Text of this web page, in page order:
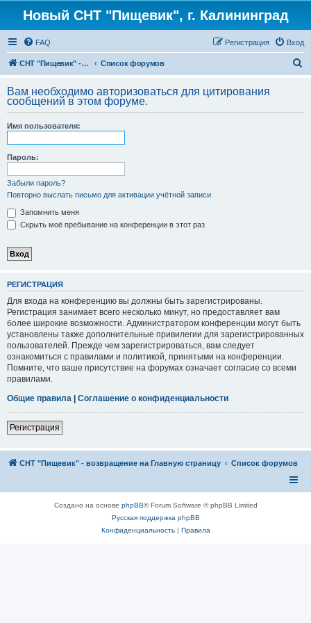
Новый СНТ "Пищевик", г. Калининград
FAQ Вход
Регистрация
СНТ "Пищевик" - возвращение на Главную страницу Список форумов
с
Вам необходимо авторизоваться для цитирования
сообщений в этом форуме.
Имя пользователя:
Пароль:
Забыли пароль?
Повторно выслать письмо для активации учётной записи
Запомнить меня
Скрыть моё пребывание на конференции в этот раз
РЕГИСТРАЦИЯ
Для входа на конференцию вы должны быть зарегистрированы.
Регистрация занимает всего несколько минут, но предоставляет вам
более широкие возможности. Администратором конференции могут быть
установлены также дополнительные привилегии для зарегистрированных
пользователей. Прежде чем зарегистрироваться, вам следует
ознакомиться с правилами и политикой, принятыми на конференции.
Помните, что ваше присутствие на форумах означает согласие со всеми
правилами.
Общие правила | Соглашение о конфиденциальности
Регистрация
СНТ "Пищевик" - возвращение на Главную страницу Список форумов
Создано на основе phpBB® Forum Software © phpBB Limited
Русская поддержка phpBB
Конфиденциальность| Правила